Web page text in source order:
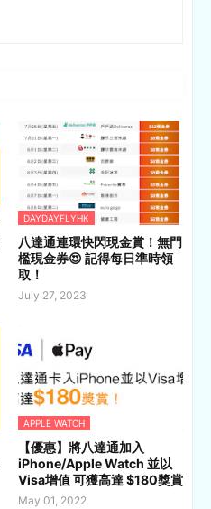
DAYDAYFLYHK
八達通連環快閃現金賞！無門
檻現金券😍 記得每日準時領
取！
July 27, 2023
APPLE WATCH
【優惠】將八達通加入
iPhone/Apple Watch 並以
Visa增值 可獲高達 $180獎賞
May 01, 2022